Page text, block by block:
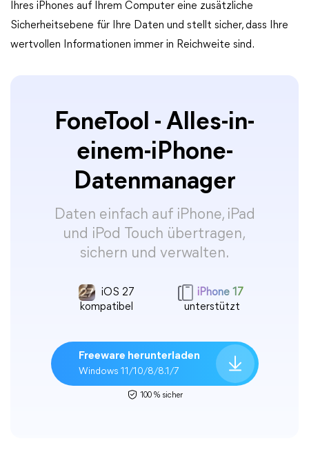
Ihres iPhones auf Ihrem Computer eine zusätzliche
Sicherheitsebene für Ihre Daten und stellt sicher, dass Ihre
wertvollen Informationen immer in Reichweite sind.
FoneTool - Alles-in-
einem-iPhone-
Datenmanager
Daten einfach auf iPhone, iPad
und iPod Touch übertragen,
sichern und verwalten.
iOS 27
kompatibel
iPhone 17
unterstützt
Freeware herunterladen
Windows 11/10/8/8.1/7
100 % sicher